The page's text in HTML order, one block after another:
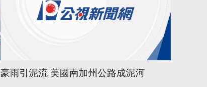
豪雨引泥流 美國南加州公路成泥河